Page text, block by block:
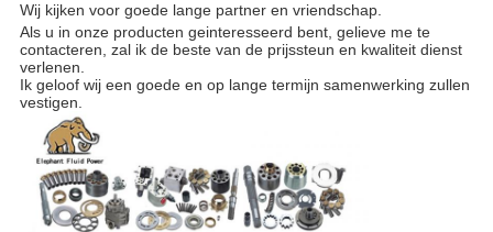
Wij kijken voor goede lange partner en vriendschap.
Als u in onze producten geinteresseerd bent, gelieve me te
contacteren, zal ik de beste van de prijssteun en kwaliteit dienst
verlenen.
Ik geloof wij een goede en op lange termijn samenwerking zullen
vestigen.